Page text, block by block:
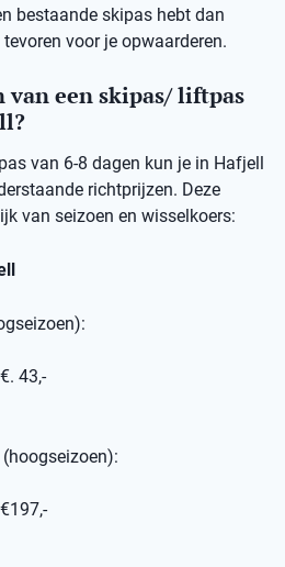
bestaande skipas hebt dan
voor je opwaarderen.
van een skipas/ liftpas
van 6-8 dagen kun je in Hafjell
richtprijzen. Deze
van seizoen en wisselkoers:
43,-